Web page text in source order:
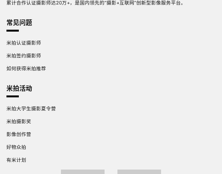
累计合作认证摄影师达20万+，是国内领先的“摄影+互联网”创新型影像服务平台。
常见问题
米拍认证摄影师
米拍签约摄影师
如何获得米拍推荐
米拍活动
米拍大学生摄影夏令营
米拍摄影奖
影像创作营
好物众拍
有米计划